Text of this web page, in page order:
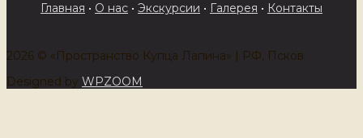
Главная • О нас • Экскурсии • Галерея • Контакты
2026 © «Пространство Купца Лапина» | РФ, Псков
Designed by WPZOOM